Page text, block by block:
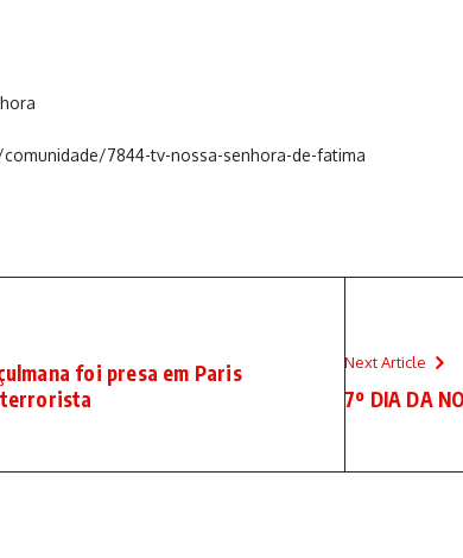
7844-tv-nossa-senhora-de-fatima
foi presa em Paris
terrorista
Next Article
7º DIA DA